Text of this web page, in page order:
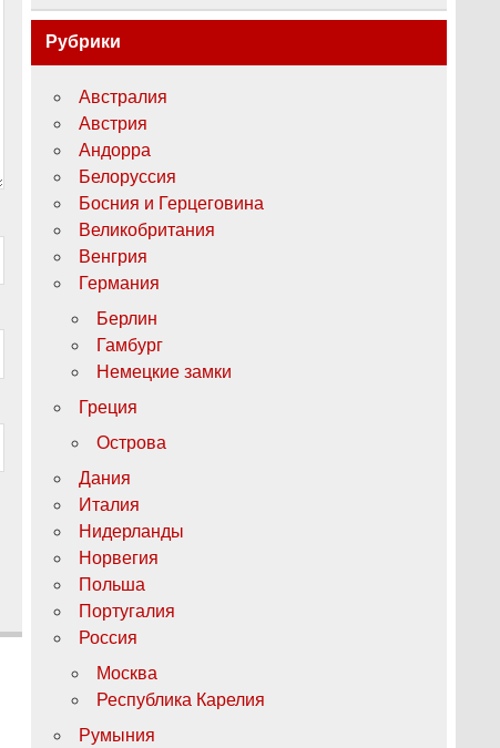
Рубрики
Австралия
Австрия
Андорра
Белоруссия
Босния и Герцеговина
Великобритания
Венгрия
Германия
Берлин
Гамбург
Немецкие замки
Греция
Острова
Дания
Италия
Нидерланды
Норвегия
Польша
Португалия
Россия
Москва
Республика Карелия
Румыния